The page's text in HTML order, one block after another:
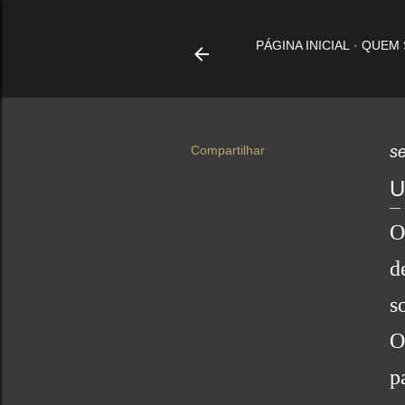
PÁGINA INICIAL QUEM
Compartilhar